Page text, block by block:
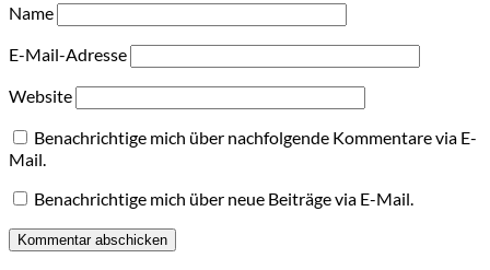
Name
E-Mail-Adresse
Website
Benachrichtige mich über nachfolgende Kommentare via E-
Mail.
Benachrichtige mich über neue Beiträge via E-Mail.